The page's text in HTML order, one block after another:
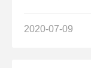
2020-07-09